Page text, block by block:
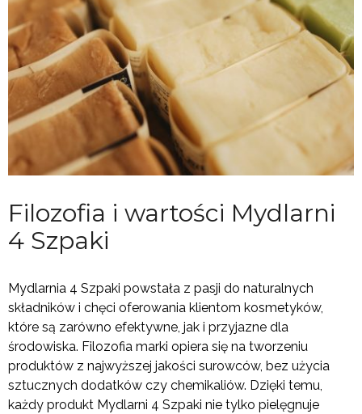
Filozofia i wartości Mydlarni
4 Szpaki
Mydlarnia 4 Szpaki powstała z pasji do naturalnych
składników i chęci oferowania klientom kosmetyków,
które są zarówno efektywne, jak i przyjazne dla
środowiska. Filozofia marki opiera się na tworzeniu
produktów z najwyższej jakości surowców, bez użycia
sztucznych dodatków czy chemikaliów. Dzięki temu,
każdy produkt Mydlarni 4 Szpaki nie tylko pielęgnuje